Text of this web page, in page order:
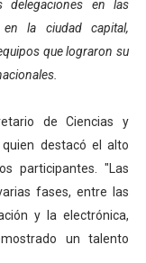
Encuentro LAGO
a más de 993
Llano con la
en las
en la ciudad capital,
que lograron su
de Ciencias y
destacó el alto
participantes. "Las
fases, entre las
y la electrónica,
un talento